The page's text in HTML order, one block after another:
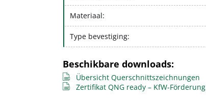
Materiaal:
Type bevestiging:
Beschikbare downloads:
Übersicht Querschnittszeichnungen
Zertifikat QNG ready – KfW-Förderung